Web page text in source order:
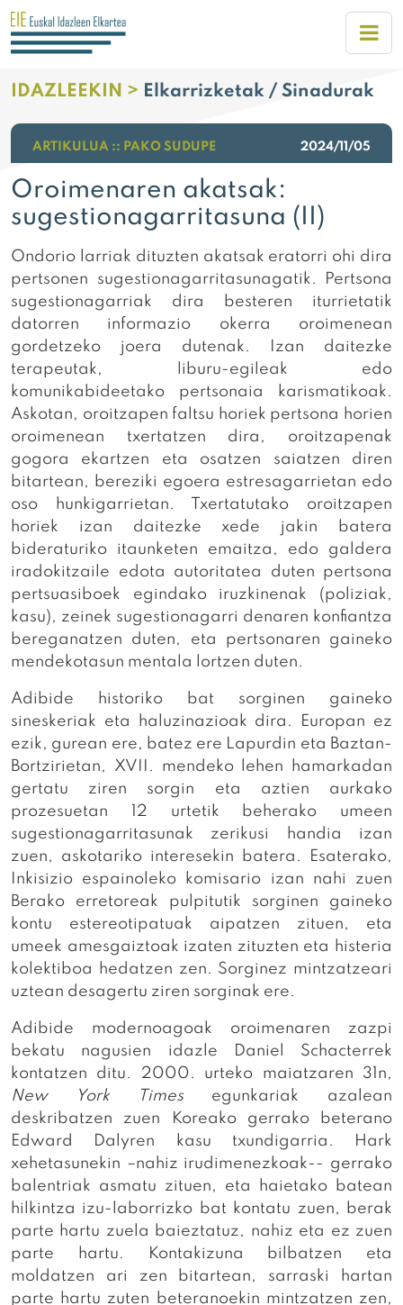
IDAZLEEKIN > Elkarrizketak / Sinadurak
ARTIKULUA :: PAKO SUDUPE 2024/11/05
Oroimenaren akatsak:
sugestionagarritasuna (II)
Ondorio larriak dituzten akatsak eratorri ohi dira
pertsonen sugestionagarritasunagatik. Pertsona
sugestionagarriak dira besteren iturrietatik
datorren informazio okerra oroimenean
gordetzeko joera dutenak. Izan daitezke
terapeutak, liburu-egileak edo
komunikabideetako pertsonaia karismatikoak.
Askotan, oroitzapen faltsu horiek pertsona horien
oroimenean txertatzen dira, oroitzapenak
gogora ekartzen eta osatzen saiatzen diren
bitartean, bereziki egoera estresagarrietan edo
oso hunkigarrietan. Txertatutako oroitzapen
horiek izan daitezke xede jakin batera
bideraturiko itaunketen emaitza, edo galdera
iradokitzaile edota autoritatea duten pertsona
pertsuasiboek egindako iruzkinenak (poliziak,
kasu), zeinek sugestionagarri denaren konfiantza
bereganatzen duten, eta pertsonaren gaineko
mendekotasun mentala lortzen duten.
Adibide historiko bat sorginen gaineko
sineskeriak eta haluzinazioak dira. Europan ez
ezik, gurean ere, batez ere Lapurdin eta Baztan-
Bortzirietan, XVII. mendeko lehen hamarkadan
gertatu ziren sorgin eta aztien aurkako
prozesuetan 12 urtetik beherako umeen
sugestionagarritasunak zerikusi handia izan
zuen, askotariko interesekin batera. Esaterako,
Inkisizio espainoleko komisario izan nahi zuen
Berako erretoreak pulpitutik sorginen gaineko
kontu estereotipatuak aipatzen zituen, eta
umeek amesgaiztoak izaten zituzten eta histeria
kolektiboa hedatzen zen. Sorginez mintzatzeari
uztean desagertu ziren sorginak ere.
Adibide modernoagoak oroimenaren zazpi
bekatu nagusien idazle Daniel Schacterrek
kontatzen ditu. 2000. urteko maiatzaren 31n,
New York Timesegunkariak azalean
deskribatzen zuen Koreako gerrako beterano
Edward Dalyren kasu txundigarria. Hark
xehetasunekin –nahiz irudimenezkoak-- gerrako
balentriak asmatu zituen, eta haietako batean
hilkintza izu-laborrizko bat kontatu zuen, berak
parte hartu zuela baieztatuz, nahiz eta ez zuen
parte hartu. Kontakizuna bilbatzen eta
moldatzen ari zen bitartean, sarraski hartan
parte hartu zuten beteranoekin mintzatzen zen,